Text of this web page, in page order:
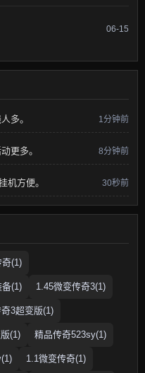
06-15
多。 1分钟前
更多。 8分钟前
机方便。 30秒前
(1)
(1) 1.45微变传奇3(1)
3超变版(1)
(1) 精品传奇523sy(1)
1.1微变传奇(1)